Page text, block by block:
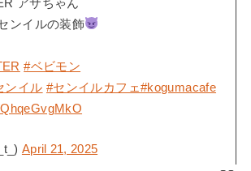
アサちゃん
ンイルの装飾
#ベビモン
ンイル #センイルカフェ#kogumacafe
April 21, 2025